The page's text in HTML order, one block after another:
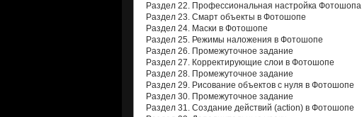
Раздел 22. Профессиональная настройка Фотошопа
Раздел 23. Смарт объекты в Фотошопе
Раздел 24. Маски в Фотошопе
Раздел 25. Режимы наложения в Фотошопе
Раздел 26. Промежуточное задание
Раздел 27. Корректирующие слои в Фотошопе
Раздел 28. Промежуточное задание
Раздел 29. Рисование объектов с нуля в Фотошопе
Раздел 30. Промежуточное задание
Раздел 31. Создание действий (action) в Фотошопе